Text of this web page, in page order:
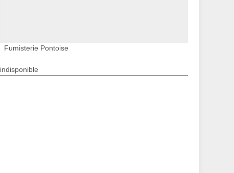
Fumisterie Pontoise
indisponible